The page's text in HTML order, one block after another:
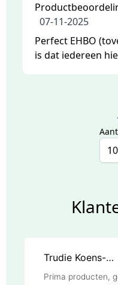
07-11-2025
Perfect EHBO
is dat iedereen